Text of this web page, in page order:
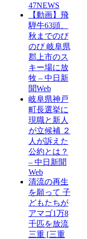
47NEWS
【動画】飛
騨牛63頭、
秋までのび
のび 岐阜県
郡上市のス
キー場に放
牧 – 中日新
聞Web
岐阜県神戸
町長選挙に
現職と新人
が立候補 ２
人が訴えた
公約とは？
– 中日新聞
Web
清流の再生
を願って 子
どもたちが
アマゴ1万8
千匹を放流
三重 [三重